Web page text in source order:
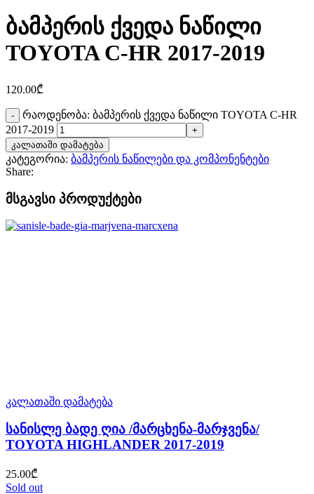
ბამპერის ქვედა ნაწილი
TOYOTA C-HR 2017-2019
120.00₾
რაოდენობა: ბამპერის ქვედა ნაწილი TOYOTA C-HR
2017-2019
კალათაში დამატება
კატეგორია: ბამპერის ნაწილები და კომპონენტები
Share:
მსგავსი პროდუქტები
კალათაში დამატება
სანისლე ბადე ღია /მარცხენა-მარჯვენა/
TOYOTA HIGHLANDER 2017-2019
25.00₾
Sold out